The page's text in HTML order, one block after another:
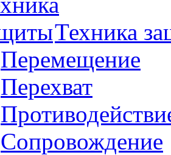
Техника
Перемещение
Перехват
Сопровождение